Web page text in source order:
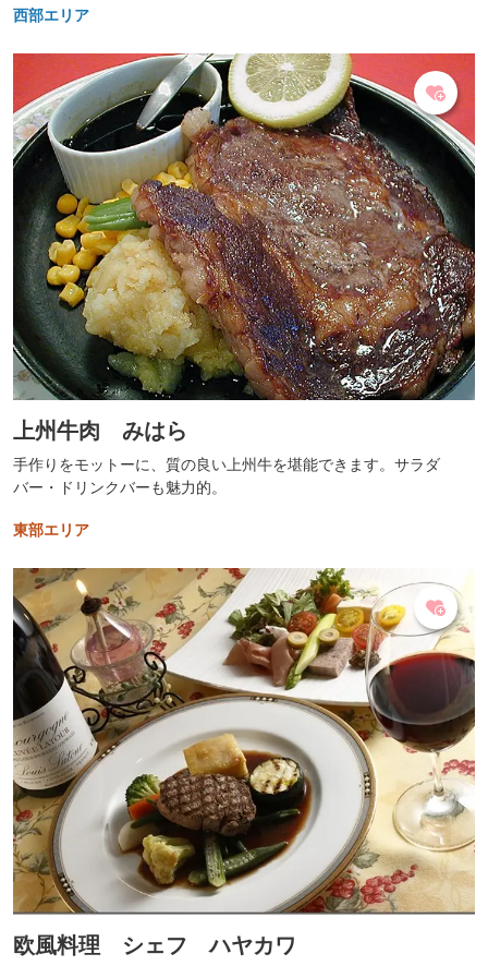
西部エリア
上州牛肉 みはら
手作りをモットーに、質の良い上州牛を堪能できます。サラダ
バー・ドリンクバーも魅力的。
東部エリア
欧風料理 シェフ ハヤカワ